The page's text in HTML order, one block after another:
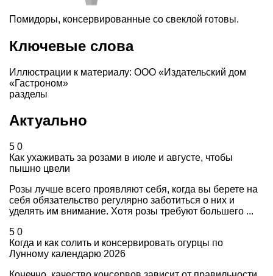
Помидоры, консервированные со свеклой готовы.
Ключевые слова
Иллюстрации к материалу: ООО «Издательский дом
«Гастроном»
разделы
Актуально
5 0
Как ухаживать за розами в июле и августе, чтобы
пышно цвели
Розы лучше всего проявляют себя, когда вы берете на
себя обязательство регулярно заботиться о них и
уделять им внимание. Хотя розы требуют большего ...
5 0
Когда и как солить и консервировать огурцы по
Лунному календарю 2026